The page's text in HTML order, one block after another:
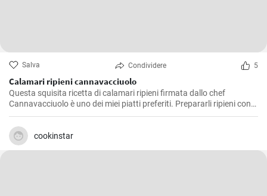
Salva Condividere 5
Calamari ripieni cannavacciuolo
Questa squisita ricetta di calamari ripieni firmata dallo chef
Cannavacciuolo è uno dei miei piatti preferiti. Prepararli ripieni con
aromi, pane raffermo e prezzemolo è un'ideale miscela di sapori di
mare e terra e poi cotta al forno dona un delizioso ed equilibrato
soddisfazione al palato. E' un piatto che preferisco servire come
antipasto durante le festività, ma è ottimo anche come secondo
cookinstar